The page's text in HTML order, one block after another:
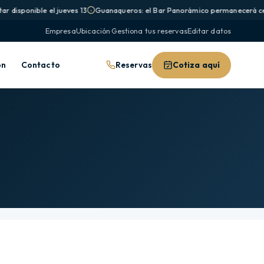
disponible el jueves 13 Guanaqueros: el Bar Panorámico permanecerá
EmpresaUbicación·Gestiona tus reservasEditar datos
Contacto Reservas Cotiza aquí